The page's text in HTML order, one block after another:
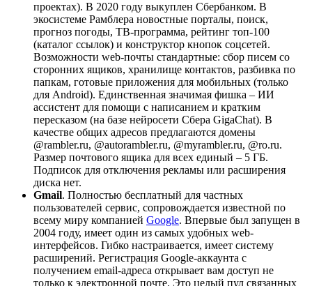
проектах). В 2020 году выкуплен Сбербанком. В
экосистеме Рамблера новостные порталы, поиск,
прогноз погоды, ТВ-программа, рейтинг топ-100
(каталог ссылок) и конструктор кнопок соцсетей.
Возможности web-почты стандартные: сбор писем со
сторонних ящиков, хранилище контактов, разбивка по
папкам, готовые приложения для мобильных (только
для Android). Единственная значимая фишка – ИИ
ассистент для помощи с написанием и кратким
пересказом (на базе нейросети Сбера GigaChat). В
качестве общих адресов предлагаются домены
@rambler.ru, @autorambler.ru, @myrambler.ru, @ro.ru.
Размер почтового ящика для всех единый – 5 ГБ.
Подписок для отключения рекламы или расширения
диска нет.
Gmail. Полностью бесплатный для частных
пользователей сервис, сопровождается известной по
всему миру компанией Google. Впервые был запущен в
2004 году, имеет один из самых удобных web-
интерфейсов. Гибко настраивается, имеет систему
расширений. Регистрация Google-аккаунта с
получением email-адреса открывает вам доступ не
только к электронной почте. Это целый пул связанных